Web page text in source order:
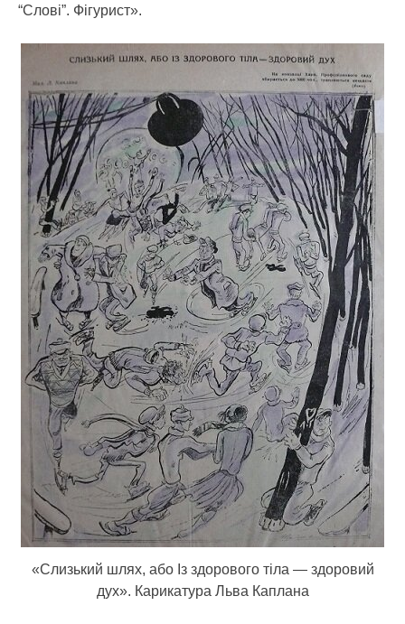
“Слові”. Фігурист».
«Слизький шлях, або Із здорового тіла — здоровий
дух». Карикатура Льва Каплана